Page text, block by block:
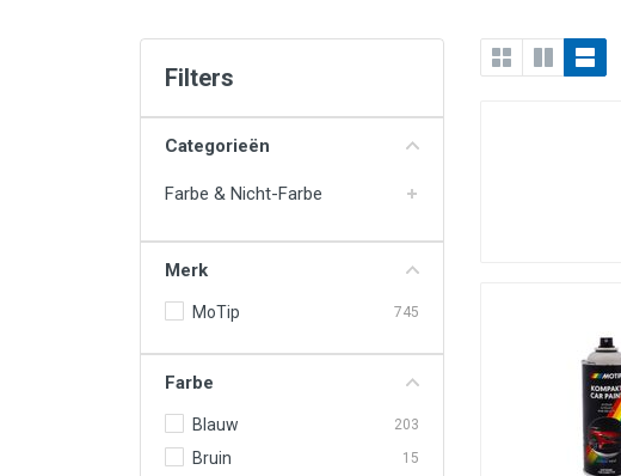
Farbe & Nicht-Farbe
Ersatzteile
Beleuchtung & Elektrizität
Motoröle & Flüssigkeiten
Werkzeuge & Ausrüstung
Räder & Zubehör
Filters
Categorieën
Farbe & Nicht-Farbe
Merk
MoTip 745
Farbe
Blauw 203
Bruin 15